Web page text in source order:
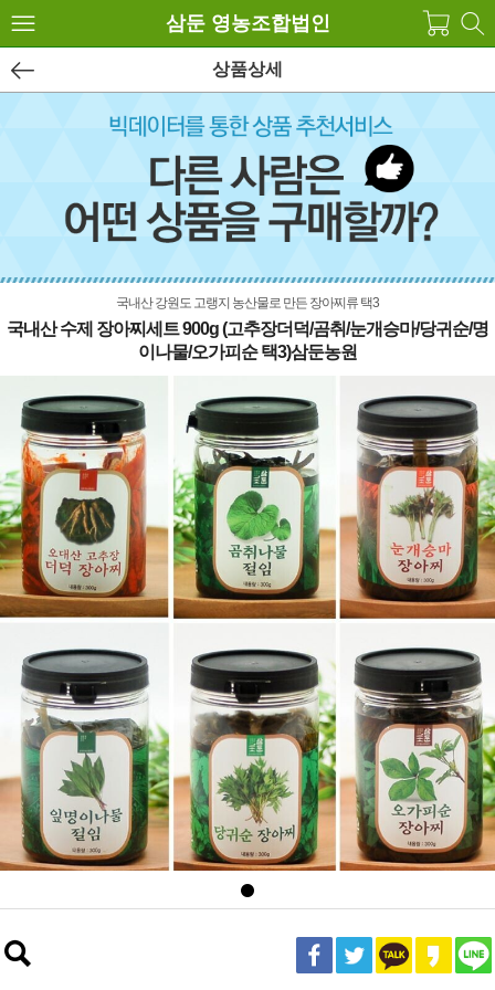
삼둔 영농조합법인
상품상세
국내산 강원도 고랭지 농산물로 만든 장아찌류 택3
국내산 수제 장아찌세트 900g (고추장더덕/곰취/눈개승마/당귀순/명
이나물/오가피순 택3)삼둔농원